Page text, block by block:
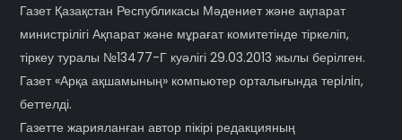
Газет Қазақстан Республикасы Мәдениет және ақпарат
министрілігі Ақпарат және мұрағат комитетінде тіркеліп,
тіркеу туралы №13477-Г куәлігі 29.03.2013 жылы берілген.
Газет «Арқа ақшамының» компьютер орталығында терiлiп,
беттелді.
Газетте жарияланған автор пікірі редакцияның